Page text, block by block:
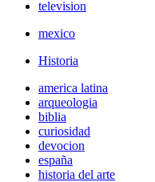
television
mexico
Historia
america latina
arqueologia
biblia
curiosidad
devocion
españa
historia del arte